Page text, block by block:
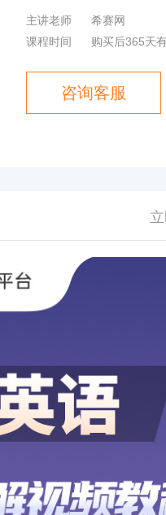
主讲老师
希赛网
课程时间
购买后365天
咨询客服